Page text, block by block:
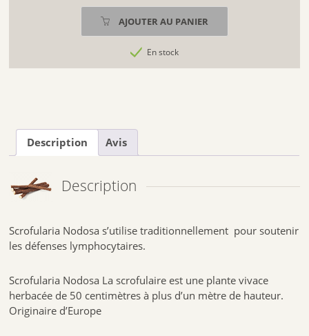
AJOUTER AU PANIER
En stock
Description Avis
Description
Scrofularia Nodosa s’utilise traditionnellement pour soutenir
les défenses lymphocytaires.
Scrofularia Nodosa La scrofulaire est une plante vivace
herbacée de 50 centimètres à plus d’un mètre de hauteur.
Originaire d’Europe